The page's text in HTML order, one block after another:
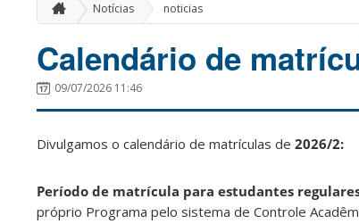
Notícias noticias
Calendário de
09/07/2026 11:46
Divulgamos o calendário de matrículas de 2026/2:
Período de matrícula para estudantes
próprio Programa pelo sistema de Controle